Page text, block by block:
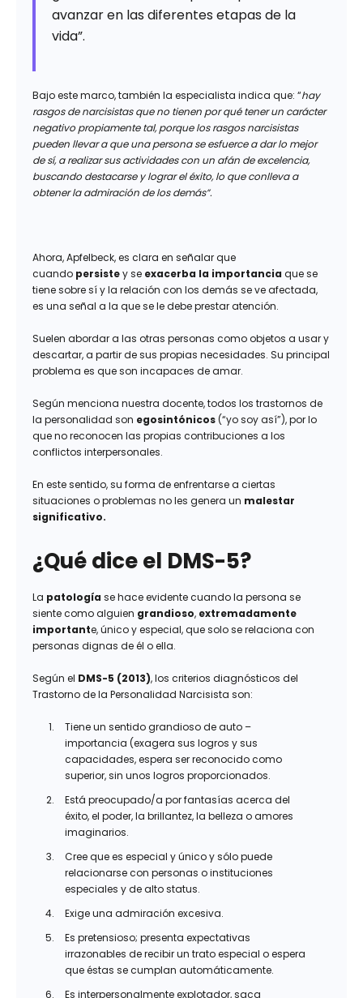
avanzar en las diferentes etapas de la
vida”.
Bajo este marco, también la especialista indica que: “hay
rasgos de narcisistas que no tienen por qué tener un carácter
negativo propiamente tal, porque los rasgos narcisistas
pueden llevar a que una persona se esfuerce a dar lo mejor
de sí, a realizar sus actividades con un afán de excelencia,
buscando destacarse y lograr el éxito, lo que conlleva a
obtener la admiración de los demás”.
Ahora, Apfelbeck, es clara en señalar que
cuando persistey se exacerba la importancia que se
tiene sobre sí y la relación con los demás se ve afectada,
es una señal a la que se le debe prestar atención.
Suelen abordar a las otras personas como objetos a usar y
descartar, a partir de sus propias necesidades. Su principal
problema es que son incapaces de amar.
Según menciona nuestra docente, todos los trastornos de
la personalidad son egosintónicos(“yo soy así”), por lo
que no reconocen las propias contribuciones a los
conflictos interpersonales.
En este sentido, su forma de enfrentarse a ciertas
situaciones o problemas no les genera un malestar
significativo.
¿Qué dice el DMS-5?
La patología se hace evidentecuando la persona se
siente como alguien grandioso, extremadamente
importante, único y especial, que solo se relaciona con
personas dignas de él o ella.
Según el DMS-5 (2013), los criterios diagnósticos del
Trastorno de la Personalidad Narcisista son:
Tiene un sentido grandioso de auto –
importancia (exagera sus logros y sus
capacidades, espera ser reconocido como
superior, sin unos logros proporcionados.
Está preocupado/a por fantasías acerca del
éxito, el poder, la brillantez, la belleza o amores
imaginarios.
Cree que es especial y único y sólo puede
relacionarse con personas o instituciones
especiales y de alto status.
Exige una admiración excesiva.
Es pretensioso; presenta expectativas
irrazonables de recibir un trato especial o espera
que éstas se cumplan automáticamente.
Es interpersonalmente explotador, saca